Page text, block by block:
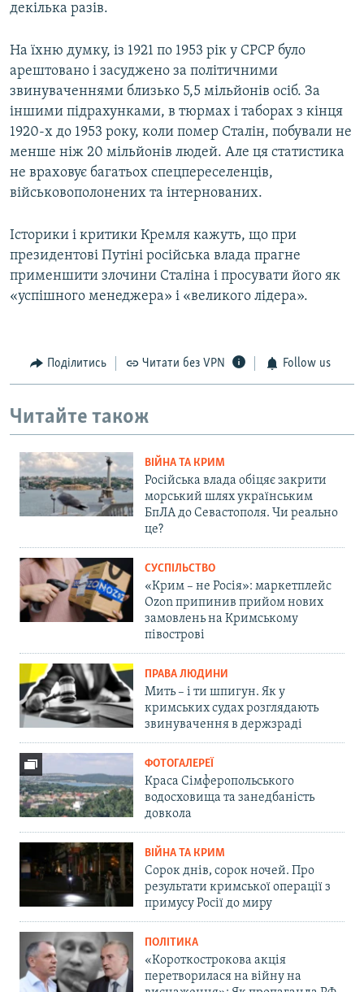
декілька разів.
На їхню думку, із 1921 по 1953 рік у СРСР було
арештовано і засуджено за політичними
звинуваченнями близько 5,5 мільйонів осіб. За
іншими підрахунками, в тюрмах і таборах з кінця
1920-х до 1953 року, коли помер Сталін, побували не
менше ніж 20 мільйонів людей. Але ця статистика
не враховує багатьох спецпереселенців,
військовополонених та інтернованих.
Історики і критики Кремля кажуть, що при
президентові Путіні російська влада прагне
применшити злочини Сталіна і просувати його як
«успішного менеджера» і «великого лідера».
Поділитись Читати без VPN Follow us
Читайте також
ВІЙНА ТА КРИМ
Російська влада обіцяє закрити
морський шлях українським
БпЛА до Севастополя. Чи реально
це?
СУСПІЛЬСТВО
«Крим – не Росія»: маркетплейс
Ozon припинив прийом нових
замовлень на Кримському
півострові
ПРАВА ЛЮДИНИ
Мить – і ти шпигун. Як у
кримських судах розглядають
звинувачення в держзраді
ФОТОГАЛЕРЕЇ
Краса Сімферопольського
водосховища та занедбаність
довкола
ВІЙНА ТА КРИМ
Сорок днів, сорок ночей. Про
результати кримської операції з
примусу Росії до миру
ПОЛІТИКА
«Короткострокова акція
перетворилася на війну на